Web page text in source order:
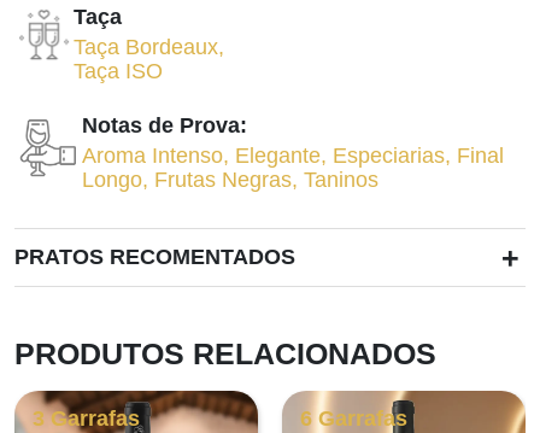
Taça
Taça Bordeaux,
Taça ISO
Notas de Prova:
Aroma Intenso, Elegante, Especiarias, Final
Longo, Frutas Negras,Taninos
PRATOS RECOMENTADOS +
PRODUTOS RELACIONADOS
3 Garrafas
6 Garrafas